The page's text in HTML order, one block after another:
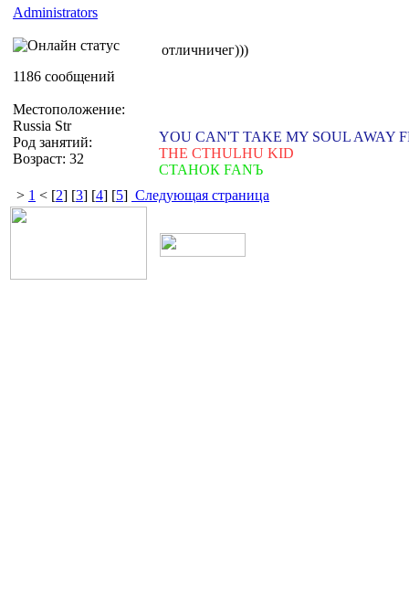
Administrators
1186 сообщений
Местоположение:
Russia Str
Род занятий:
Возраст: 32
отличничег)))
YOU CAN'T TAKE MY SOUL AWAY
THE CTHULHU KID
СТАНОК FANЪ
> 1 < [2] [3] [4] [5] Следующая страница